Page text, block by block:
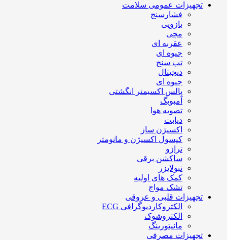
تجهیزات عمومی سلامت
فشارسنج
بازویی
مچی
عقربه ای
جیوه ای
تب سنج
دیجیتال
جیوه ای
پالس اکسیمتر انگشتی
آمبوبگ
تصویه هوا
دیابت
اکسیژن ساز
کپسول اکسیژن و مانومتر
ترازو
ساکشن برقی
نبولایزر
کمک های اولیه
تشک مواج
تجهیزات قلبی و عروقی
الکتروکاردیوگرافی ECG
الکتروشوک
مانیتورینگ
تجهیزات مصرفی